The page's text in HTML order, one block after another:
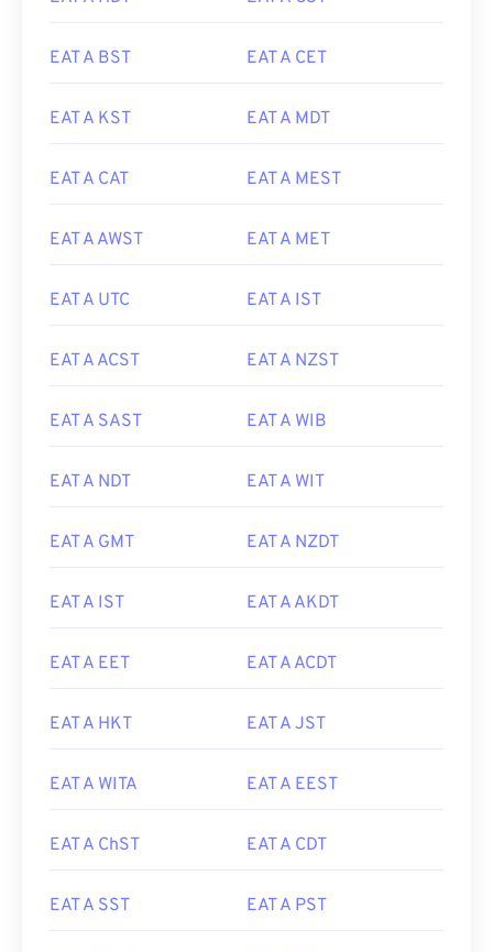
EAT A BST EAT A CET
EAT A KST EAT A MDT
EAT A CAT EAT A MEST
EAT A AWST EAT A MET
EAT A UTC EAT A IST
EAT A ACST EAT A NZST
EAT A SAST EAT A WIB
EAT A NDT EAT A WIT
EAT A GMT EAT A NZDT
EAT A IST EAT A AKDT
EAT A EET EAT A ACDT
EAT A HKT EAT A JST
EAT A WITA EAT A EEST
EAT A ChST EAT A CDT
EAT A SST EAT A PST